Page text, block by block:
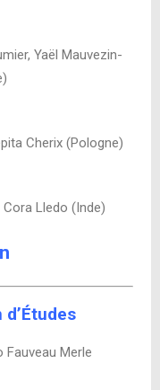
Yaël Mauvezin-
Cherix (Pologne)
Lledo (Inde)
Fauveau Merle